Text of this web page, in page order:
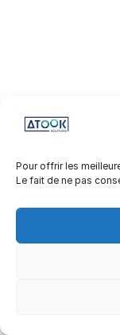
Pour offrir les
Le fait de ne pas